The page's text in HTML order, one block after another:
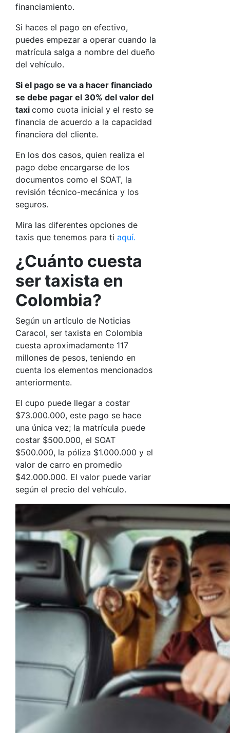
financiamiento.
Si haces el pago en efectivo,
puedes empezar a operar cuando la
matrícula salga a nombre del dueño
del vehículo.
Si el pago se va a hacer financiado
se debe pagar el 30% del valor del
taxi como cuota inicial y el resto se
financia de acuerdo a la capacidad
financiera del cliente.
En los dos casos, quien realiza el
pago debe encargarse de los
documentos como el SOAT, la
revisión técnico-mecánica y los
seguros.
Mira las diferentes opciones de
taxis que tenemos para ti aquí.
¿Cuánto cuesta
ser taxista en
Colombia?
Según un artículo de Noticias
Caracol, ser taxista en Colombia
cuesta aproximadamente 117
millones de pesos, teniendo en
cuenta los elementos mencionados
anteriormente.
El cupo puede llegar a costar
$73.000.000, este pago se hace
una única vez; la matrícula puede
costar $500.000, el SOAT
$500.000, la póliza $1.000.000 y el
valor de carro en promedio
$42.000.000. El valor puede variar
según el precio del vehículo.